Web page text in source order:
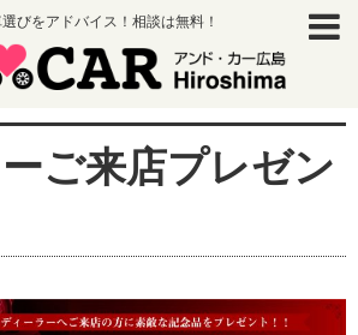
びをアドバイス！相談は無料！
ご来店プレゼン